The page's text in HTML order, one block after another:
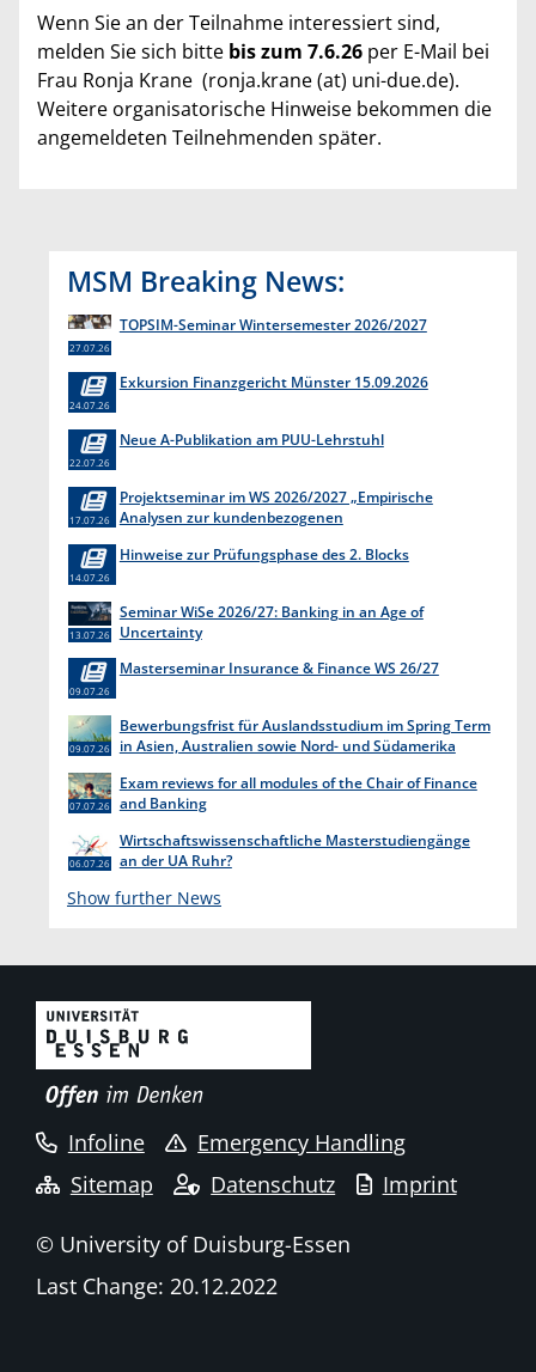
Wenn Sie an der Teilnahme interessiert sind,
melden Sie sich bitte bis zum 7.6.26 per E-Mail bei
Frau Ronja Krane (ronja.krane (at) uni-due.de).
Weitere organisatorische Hinweise bekommen die
angemeldeten Teilnehmenden später.
MSM Breaking News:
TOPSIM-Seminar Wintersemester 2026/2027
27.07.26
Exkursion Finanzgericht Münster 15.09.2026
24.07.26
Neue A-Publikation am PUU-Lehrstuhl
22.07.26
Projektseminar im WS 2026/2027 „Empirische
Analysen zur kundenbezogenen
17.07.26
Hinweise zur Prüfungsphase des 2. Blocks
14.07.26
Seminar WiSe 2026/27: Banking in an Age of
Uncertainty
13.07.26
Masterseminar Insurance & Finance WS 26/27
09.07.26
Bewerbungsfrist für Auslandsstudium im Spring Term
in Asien, Australien sowie Nord- und Südamerika
09.07.26
Exam reviews for all modules of the Chair of Finance
and Banking
07.07.26
Wirtschaftswissenschaftliche Masterstudiengänge
an der UA Ruhr?
06.07.26
Show further News
Infoline
Emergency Handling
Sitemap
Datenschutz Imprint
© University of Duisburg-Essen
Last Change: 20.12.2022